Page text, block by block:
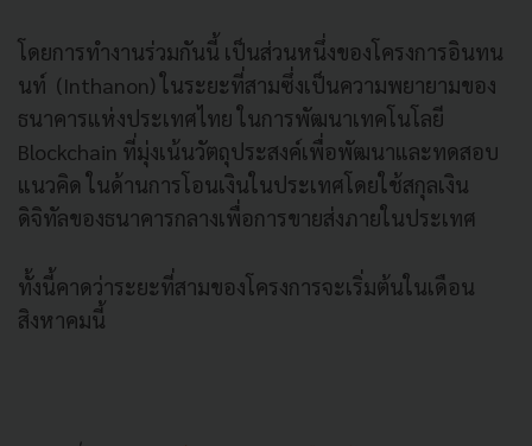
โดยการทำงานร่วมกันนี้ เป็นส่วนหนึ่งของโครงการอินทน
นท์ (Inthanon) ในระยะที่สามซึ่งเป็นความพยายามของ
ธนาคารแห่งประเทศไทย ในการพัฒนาเทคโนโลยี
Blockchain ที่มุ่งเน้นวัตถุประสงค์เพื่อพัฒนาและทดสอบ
แนวคิด ในด้านการโอนเงินในประเทศโดยใช้สกุลเงิน
ดิจิทัลของธนาคารกลางเพื่อการขายส่งภายในประเทศ
ทั้งนี้คาดว่าระยะที่สามของโครงการจะเริ่มต้นในเดือน
สิงหาคมนี้